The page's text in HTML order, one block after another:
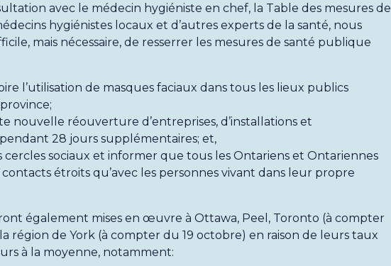
avec le médecin hygiéniste en chef, la Table des mesures de
hygiénistes locaux et d’autres experts de la santé, nous
mais nécessaire, de resserrer les mesures de santé publique
l’utilisation de masques faciaux dans tous les lieux publics
nouvelle réouverture d’entreprises, d’installations et
pendant 28 jours supplémentaires; et,
sociaux et informer que tous les Ontariens et Ontariennes
contacts étroits qu’avec les personnes vivant dans leur propre
également mises en œuvre à Ottawa, Peel, Toronto (à compter
région de York (à compter du 19 octobre) en raison de leurs taux
à la moyenne, notamment: